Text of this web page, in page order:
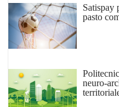
Satispay
pasto
neuro-